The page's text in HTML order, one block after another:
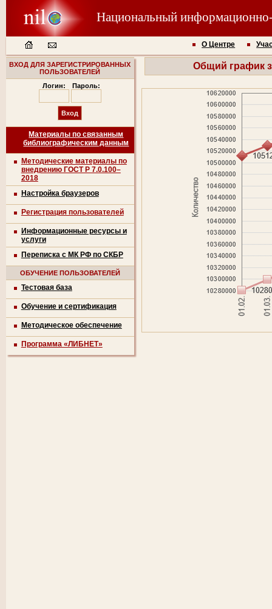
Национальный
О Центре
ВХОД ДЛЯ ЗАРЕГИСТРИРОВАННЫХ
ПОЛЬЗОВАТЕЛЕЙ
Логин:
Пароль:
Материалы по связанным
библиографическим данным
Методические материалы по
внедрению ГОСТ Р 7.0.100–
2018
Настройка браузеров
Регистрация пользователей
Информационные ресурсы и
услуги
Переписка с МК РФ по СКБР
ОБУЧЕНИЕ ПОЛЬЗОВАТЕЛЕЙ
Тестовая база
Обучение и сертификация
Методическое обеспечение
Программа «ЛИБНЕТ»
Общий график